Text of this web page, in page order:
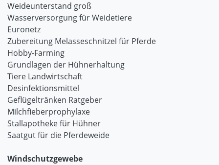
Weideunterstand groß
Wasserversorgung für Weidetiere
Euronetz
Zubereitung Melasseschnitzel für Pferde
Hobby-Farming
Grundlagen der Hühnerhaltung
Tiere Landwirtschaft
Desinfektionsmittel
Geflügeltränken Ratgeber
Milchfieberprophylaxe
Stallapotheke für Hühner
Saatgut für die Pferdeweide
Windschutzgewebe